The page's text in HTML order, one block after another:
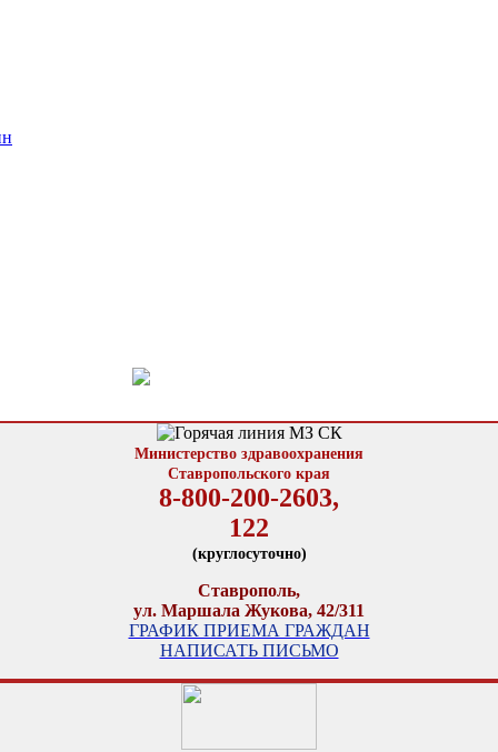
Министерство здравоохранения
Ставропольского края
8-800-200-2603,
122
(круглосуточно)
Ставрополь,
ул. Маршала Жукова, 42/311
ГРАФИК ПРИЕМА ГРАЖДАН
НАПИСАТЬ ПИСЬМО